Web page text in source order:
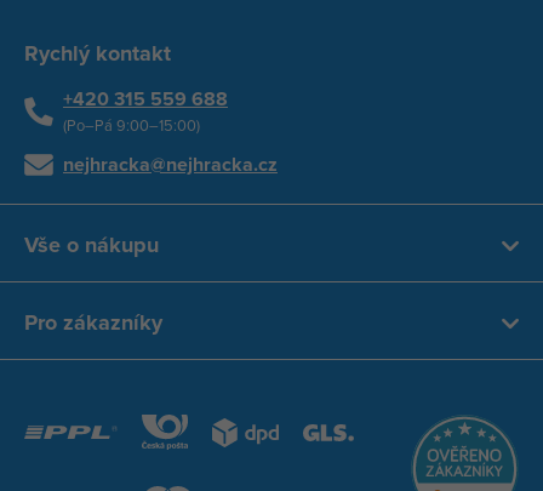
Rychlý kontakt
+420 315 559 688
(Po–Pá 9:00–15:00)
nejhracka@nejhracka.cz
Vše o nákupu
Pro zákazníky